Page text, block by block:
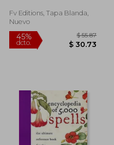
Fv Editions, Tapa Blanda,
Nuevo